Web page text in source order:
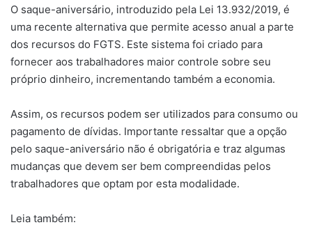
O saque-aniversário, introduzido pela Lei 13.932/2019, é
uma recente alternativa que permite acesso anual a parte
dos recursos do FGTS. Este sistema foi criado para
fornecer aos trabalhadores maior controle sobre seu
próprio dinheiro, incrementando também a economia.
Assim, os recursos podem ser utilizados para consumo ou
pagamento de dívidas. Importante ressaltar que a opção
pelo saque-aniversário não é obrigatória e traz algumas
mudanças que devem ser bem compreendidas pelos
trabalhadores que optam por esta modalidade.
Leia também: